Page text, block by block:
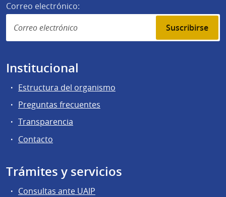
Correo electrónico:
Suscribirse
Institucional
Estructura del organismo
Preguntas frecuentes
Transparencia
Contacto
Trámites y servicios
Consultas ante UAIP